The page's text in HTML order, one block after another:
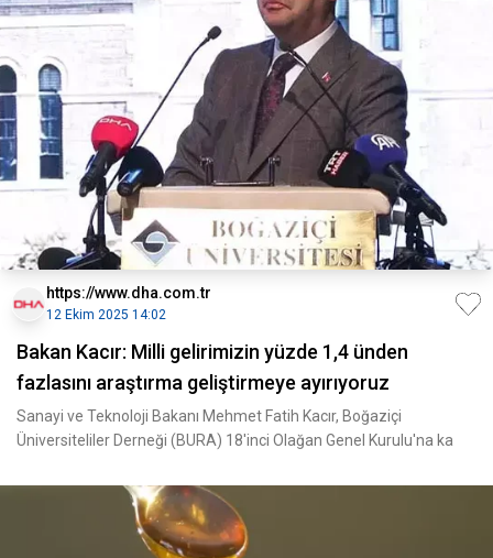
https://www.dha.com.tr
12 Ekim 2025 14:02
Bakan Kacır: Milli gelirimizin yüzde 1,4 ünden
fazlasını araştırma geliştirmeye ayırıyoruz
Sanayi ve Teknoloji Bakanı Mehmet Fatih Kacır, Boğaziçi
Üniversiteliler Derneği (BURA) 18'inci Olağan Genel Kurulu'na ka